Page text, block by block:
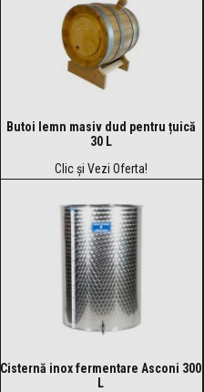
Butoi lemn masiv dud pentru țuică
30 L
Clic și Vezi Oferta!
Cisternă inox fermentare Asconi 300
L